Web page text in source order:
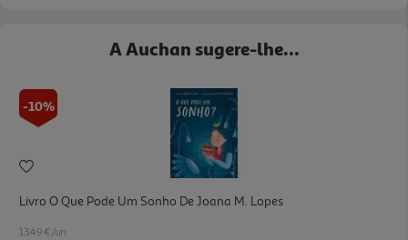
A Auchan sugere-lhe...
-10%
Livro O Que Pode Um Sonho De Joana M. Lopes
13.49 €/un